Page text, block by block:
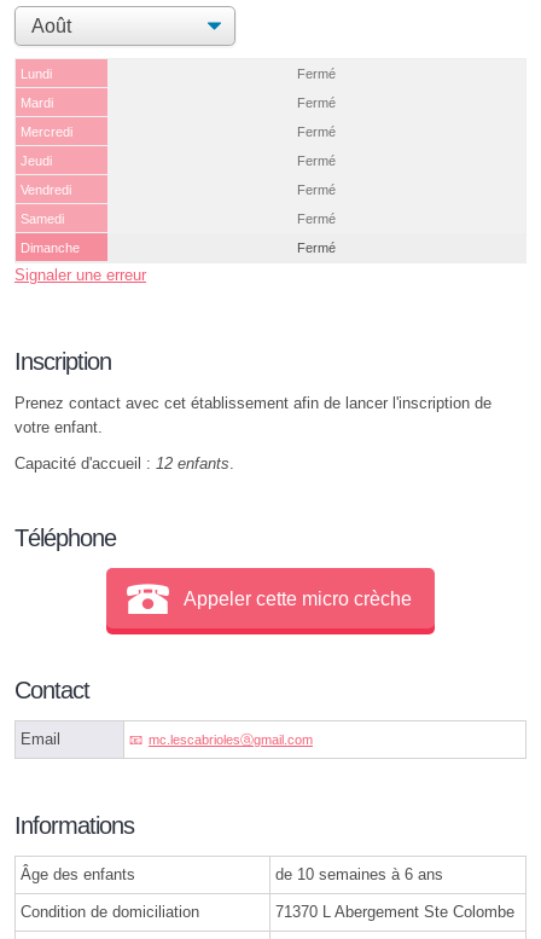
Lundi
Fermé
Mardi
Fermé
Mercredi
Fermé
Jeudi
Fermé
Vendredi
Fermé
Samedi
Fermé
Dimanche
Fermé
Signaler une erreur
Inscription
Prenez contact avec cet établissement afin de lancer l'inscription de
votre enfant.
Capacité d'accueil : 12 enfants.
Téléphone
Appeler cette micro crèche
Contact
Email mc.lescabriolesⓐgmail.com
Informations
Âge des enfants de 10 semaines à 6 ans
Condition de domiciliation 71370 L Abergement Ste Colombe